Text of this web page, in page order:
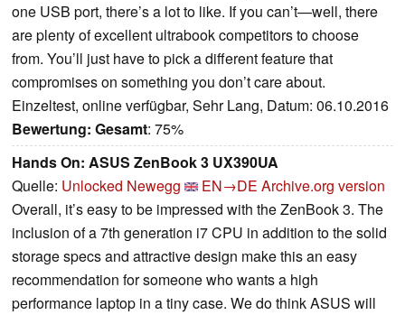
one USB port, there’s a lot to like. If you can’t—well, there
are plenty of excellent ultrabook competitors to choose
from. You’ll just have to pick a different feature that
compromises on something you don’t care about.
Einzeltest, online verfügbar, Sehr Lang, Datum: 06.10.2016
Bewertung: Gesamt: 75%
Hands On: ASUS ZenBook 3 UX390UA
Quelle: Unlocked Newegg EN→DE Archive.org version
Overall, it’s easy to be impressed with the ZenBook 3. The
inclusion of a 7th generation i7 CPU in addition to the solid
storage specs and attractive design make this an easy
recommendation for someone who wants a high
performance laptop in a tiny case. We do think ASUS will